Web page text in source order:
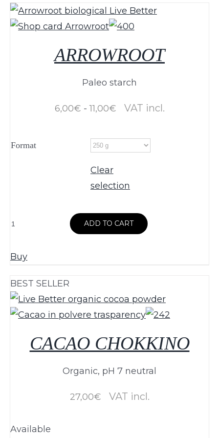
ARROWROOT
Paleo starch
6,00€ - 11,00€Price
from:
to
a
VAT incl.
Format
Clear
selection
ARROWROOT
ADD TO CART
Buy
BEST SELLER
CACAO CHOKKINO
Organic, pH 7 neutral
27,00€ VAT incl.
Available